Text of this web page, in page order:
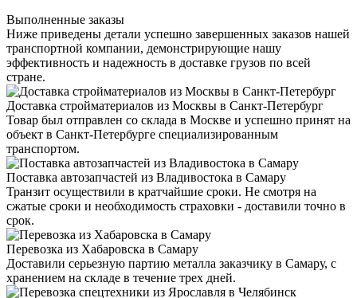
Выполненные заказы
Ниже приведены детали успешно завершенных заказов нашей
транспортной компании, демонстрирующие нашу
эффективность и надежность в доставке грузов по всей
стране.
Доставка стройматериалов из Москвы в Санкт-Петербург
Товар был отправлен со склада в Москве и успешно принят на
объект в Санкт-Петербурге специализированным
транспортом.
Поставка автозапчастей из Владивостока в Самару
Транзит осуществили в кратчайшие сроки. Не смотря на
сжатые сроки и необходимость страховки - доставили точно в
срок.
Перевозка из Хабаровска в Самару
Доставили серьезную партию металла заказчику в Самару, с
хранением на складе в течение трех дней.